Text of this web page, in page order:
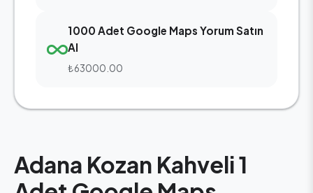
Adana Kozan Kahveli 1
1000 Adet Google Maps Yorum Satın
Al
₺63000.00